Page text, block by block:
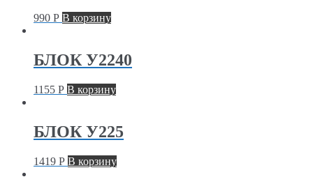
990 Р В корзину
БЛОК У2240
1155 Р В корзину
БЛОК У225
1419 Р В корзину